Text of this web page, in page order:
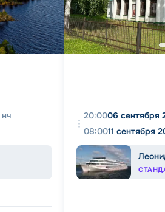
нч
20:0006 сентября
08:0011 сентября